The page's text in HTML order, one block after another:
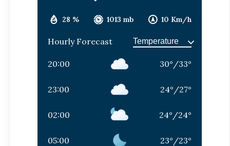
28 % 1013 mb 10 Km/h
Hourly Forecast
20:00 30° /33°
23:00 24° /27°
02:00 24° /24°
05:00 23° /23°